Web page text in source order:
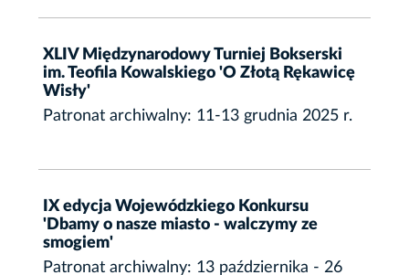
XLIV Międzynarodowy Turniej Bokserski
im. Teofila Kowalskiego 'O Złotą Rękawicę
Wisły'
Patronat archiwalny: 11-13 grudnia 2025 r.
IX edycja Wojewódzkiego Konkursu
'Dbamy o nasze miasto - walczymy ze
smogiem'
Patronat archiwalny: 13 października - 26